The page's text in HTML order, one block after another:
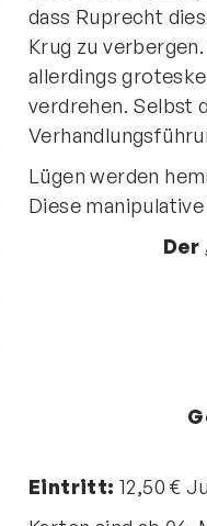
dass Ruprecht
Krug zu
allerdings
verdrehen. Selbst
Lügen werden
Diese
Der
Eintritt: 12,50 €